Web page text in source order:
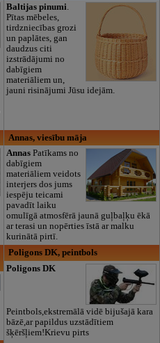
Baltijas pinumi.
Pītas mēbeles,
tirdzniecības grozi
un paplātes, gan
daudzus citi
izstrādājumi no
dabīgiem
materiāliem un,
jauni risinājumi Jūsu idejām.
Annas, viesību māja
Annas Patīkams no
dabīgiem
materiāliem veidots
interjers dos jums
iespēju teicami
pavadīt laiku
omulīgā atmosfērā jaunā guļbaļķu ēkā
ar terasi un nopērties īstā ar malku
kurinātā pirtī.
Poligons DK, peintbols
Poligons DK
Peintbols,ekstremālā vidē bijušajā kara
bāzē,ar papildus uzstādītiem
šķēršļiem!Krievu pirts